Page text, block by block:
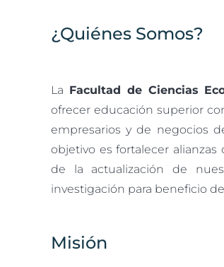
¿Quiénes Somos?
La Facultad de Ciencias
ofrecer educación superior
empresarios y de negocios
objetivo es fortalecer
de la actualización de
investigación para beneficio
Misión